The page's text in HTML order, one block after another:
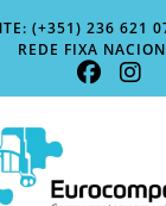
(+351) 236 621
REDE FIXA